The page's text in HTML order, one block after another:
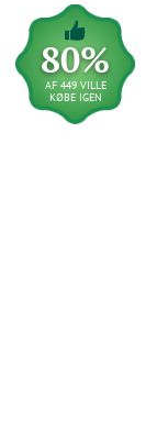
80%
AF 449 VILLE
KØBE IGEN